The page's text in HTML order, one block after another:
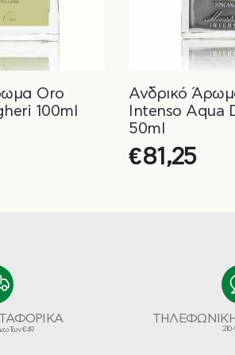
Oro
100ml
Ανδρικό
Intenso Aqua
50ml
€81,25
Των €49